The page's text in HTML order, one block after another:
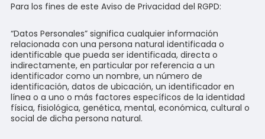
Para los fines de este Aviso de Privacidad del RGPD:
“Datos Personales” significa cualquier información
relacionada con una persona natural identificada o
identificable que pueda ser identificada, directa o
indirectamente, en particular por referencia a un
identificador como un nombre, un número de
identificación, datos de ubicación, un identificador en
línea o a uno o más factores específicos de la identidad
física, fisiológica, genética, mental, económica, cultural o
social de dicha persona natural.